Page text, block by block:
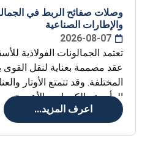
وصلات صفائح الربط في
والإطارات الصناعية
2026-08-07
تعتمد الجمالونات الفولاذية
عقد مصممة بعناية لنقل القوى
المختلفة. وقد تتمتع الأوتار
الرأسية والكمرات والأعمدة
اعرف المزيد...